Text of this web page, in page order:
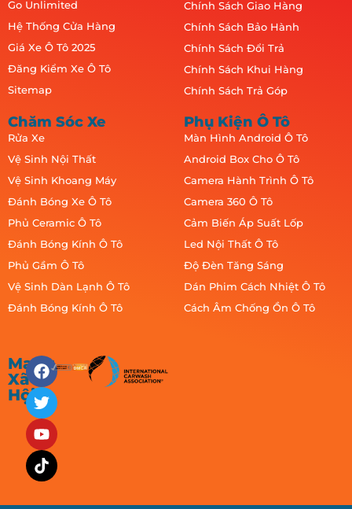
Go Unlimited
Hệ Thống Cửa Hàng
Giá Xe Ô Tô 2025
Đăng Kiểm Xe Ô Tô
Sitemap
Chính Sách Giao Hàng
Chính Sách Bảo Hành
Chính Sách Đổi Trả
Chính Sách Khui Hàng
Chính Sách Trả Góp
Chăm Sóc Xe
Rửa Xe
Vệ Sinh Nội Thất
Vệ Sinh Khoang Máy
Đánh Bóng Xe Ô Tô
Phủ Ceramic Ô Tô
Đánh Bóng Kính Ô Tô
Phủ Gầm Ô Tô
Vệ Sinh Dàn Lạnh Ô Tô
Đánh Bóng Kính Ô Tô
Phụ Kiện Ô Tô
Màn Hình Android Ô Tô
Android Box Cho Ô Tô
Camera Hành Trình Ô Tô
Camera 360 Ô Tô
Cảm Biến Áp Suất Lốp
Led Nội Thất Ô Tô
Độ Đèn Tăng Sáng
Dán Phim Cách Nhiệt Ô Tô
Cách Âm Chống Ồn Ô Tô
Mạng
Xã
Hội